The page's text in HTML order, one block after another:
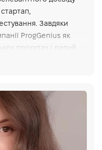
Завдяки
ProgGenius як
проєктах і радий